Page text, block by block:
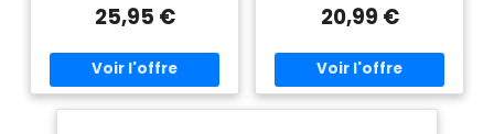
de tête. ANTI-LUMIERE BLEUE :
bleue. Soulage la fatigue
oculaire, la sécheresse et la
chute de vision. MEILLEUR
SOMMEIL - Les lunettes Anrri
25,95 €
insomnie, fatigue oculaire,
vision floue. DÉVELOPPÉ PAR
DES PROFESSIONNELS DE LA
SANTÉ: Développée par des
professionnels de la santé
20,99 €